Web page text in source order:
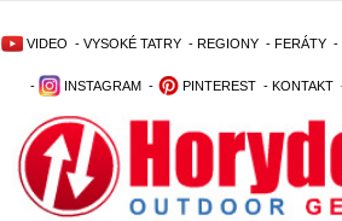
VIDEO - VYSOKÉ TATRY - REGIONY - FERÁTY -
- INSTAGRAM - PINTEREST - KONTAKT